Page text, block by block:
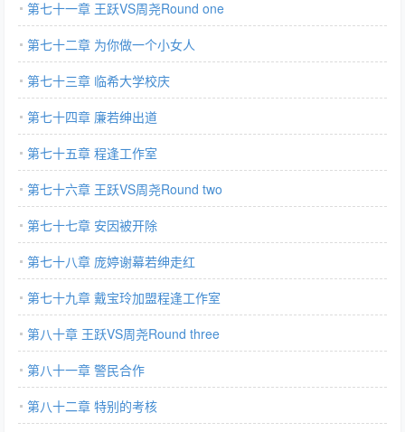
第七十一章 王跃VS周尧Round one
第七十二章 为你做一个小女人
第七十三章 临希大学校庆
第七十四章 廉若绅出道
第七十五章 程逢工作室
第七十六章 王跃VS周尧Round two
第七十七章 安因被开除
第七十八章 庞婷谢幕若绅走红
第七十九章 戴宝玲加盟程逢工作室
第八十章 王跃VS周尧Round three
第八十一章 警民合作
第八十二章 特别的考核